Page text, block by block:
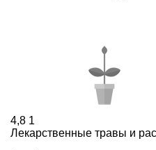
4,8 1
Лекарственные травы и